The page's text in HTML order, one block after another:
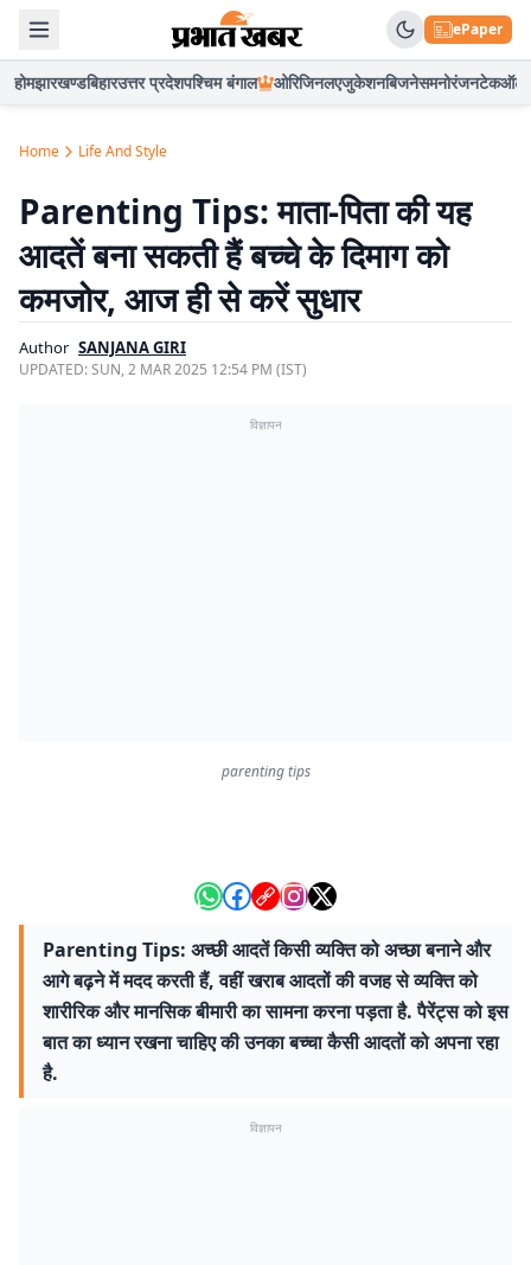
ePaper
होमझारखण्डबिहारउत्तर प्रदेशपश्चिम बंगाल ओरिजिनलएजुकेशनबिजनेसमनोरंजनटेकऑटो
Home Life And Style
Parenting Tips: माता-पिता की यह
आदतें बना सकती हैं बच्चे के दिमाग को
कमजोर, आज ही से करें सुधार
Author SANJANA GIRI
UPDATED:SUN, 2 MAR 2025 12:54 PM (IST)
विज्ञापन
parenting tips
Parenting Tips: अच्छी आदतें किसी व्यक्ति को अच्छा बनाने और
आगे बढ़ने में मदद करती हैं, वहीं खराब आदतों की वजह से व्यक्ति को
शारीरिक और मानसिक बीमारी का सामना करना पड़ता है. पैरेंट्स को इस
बात का ध्यान रखना चाहिए की उनका बच्चा कैसी आदतों को अपना रहा
है.
विज्ञापन